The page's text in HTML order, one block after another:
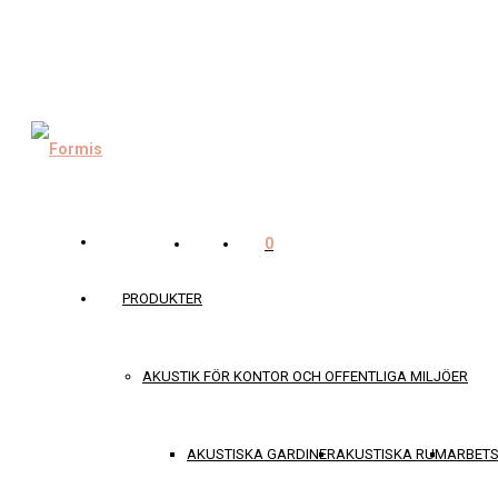
PRODUKTER
AKUSTIK FÖR KONTOR OCH OFFENTLIGA MILJÖER
AKUSTISKA GARDINERAKUSTISKA RUM
0